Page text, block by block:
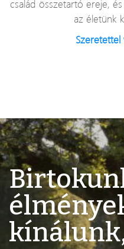
család összetartó ereje,
az életünk